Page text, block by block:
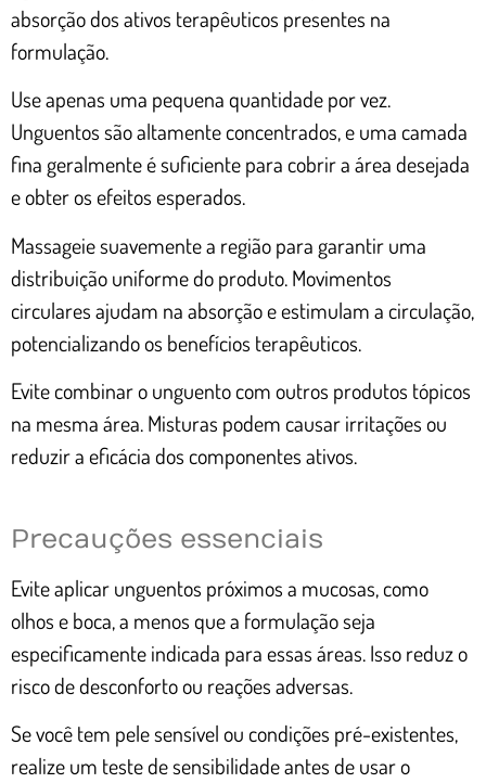
absorção dos ativos terapêuticos presentes na
formulação.
Use apenas uma pequena quantidade por vez.
Unguentos são altamente concentrados, e uma camada
fina geralmente é suficiente para cobrir a área desejada
e obter os efeitos esperados.
Massageie suavemente a região para garantir uma
distribuição uniforme do produto. Movimentos
circulares ajudam na absorção e estimulam a circulação,
potencializando os benefícios terapêuticos.
Evite combinar o unguento com outros produtos tópicos
na mesma área. Misturas podem causar irritações ou
reduzir a eficácia dos componentes ativos.
Precauções essenciais
Evite aplicar unguentos próximos a mucosas, como
olhos e boca, a menos que a formulação seja
especificamente indicada para essas áreas. Isso reduz o
risco de desconforto ou reações adversas.
Se você tem pele sensível ou condições pré-existentes,
realize um teste de sensibilidade antes de usar o